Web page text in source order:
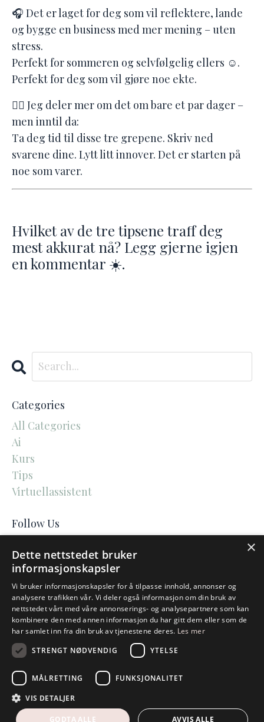
🎧 Det er laget for deg som vil reflektere, lande
og bygge en business med mer mening – uten
stress.
Perfekt for sommeren og selvfølgelig ellers ☺️.
Perfekt for deg som vil gjøre noe ekte.
👉🏻 Jeg deler mer om det om bare et par dager –
men inntil da:
Ta deg tid til disse tre grepene. Skriv ned
svarene dine. Lytt litt innover. Det er starten på
noe som varer.
Hvilket av de tre tipsene traff deg
mest akkurat nå? Legg gjerne igjen
en kommentar ☀️.
Categories
All Categories
Ai
Kurs
Tips
Virtuellassistent
Follow Us
AtterlingMedia
Personvernerklæring
© 2026 AtterlingMedia
Powered by Kajabi
×
Dette nettstedet bruker
informasjonskapsler
Vi bruker informasjonskapsler for å tilpasse innhold, annonser og
analysere trafikken vår. Vi deler også informasjon om din bruk av
nettstedet vårt med våre annonserings- og analysepartnere som kan
kombinere den med annen informasjon du har gitt dem eller som de
har samlet inn fra din bruk av tjenestene deres. Les mer
STRENGT NØDVENDIG
YTELSE
MÅLRETTING FUNKSJONALITET
VIS DETALJER
GODTA ALLE AVVIS ALLE